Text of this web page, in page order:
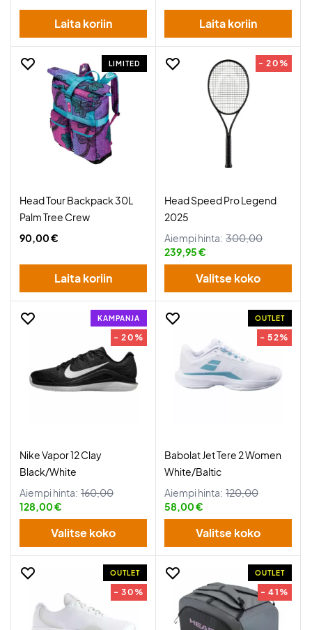
Laita koriin Laita koriin
LIMITED
Head Tour Backpack 30L
Palm Tree Crew
90,00 €
Laita koriin
- 20%
Head Speed Pro Legend
2025
Aiempi hinta: 300,00
239,95 €
Valitse koko
KAMPANJA
- 20%
Nike Vapor 12 Clay
Black/White
Aiempi hinta: 160,00
128,00 €
Valitse koko
OUTLET
- 52%
Babolat Jet Tere 2 Women
White/Baltic
Aiempi hinta: 120,00
58,00 €
Valitse koko
OUTLET
- 30%
OUTLET
- 41%